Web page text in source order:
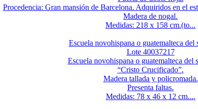
Procedencia: Gran mansión de Barcelona. Adquiridos en el
Madera de nogal.
Medidas: 218 x 158 cm.(to...
Escuela novohispana o guatemalteca
Lote 40037217
Escuela novohispana o guatemalteca
“Cristo Crucificado”.
Madera tallada y policromada.
Presenta faltas.
Medidas: 78 x 46 x 12 cm....